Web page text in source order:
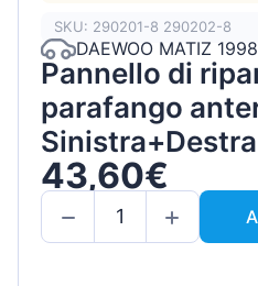
SKU: 290201-8 290202-8
DAEWOO MATIZ
Pannello di
parafango
43,60€